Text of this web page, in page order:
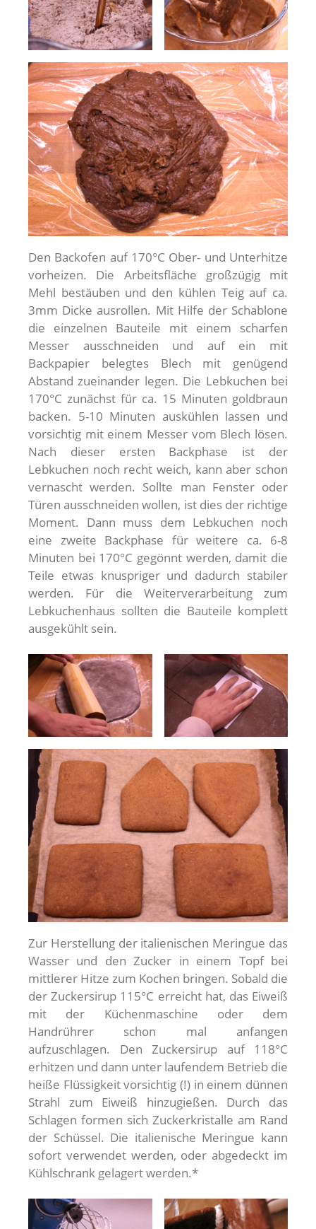
Den Backofen auf 170°C Ober- und Unterhitze
vorheizen. Die Arbeitsfläche großzügig mit
Mehl bestäuben und den kühlen Teig auf ca.
3mm Dicke ausrollen. Mit Hilfe der Schablone
die einzelnen Bauteile mit einem scharfen
Messer ausschneiden und auf ein mit
Backpapier belegtes Blech mit genügend
Abstand zueinander legen. Die Lebkuchen bei
170°C zunächst für ca. 15 Minuten goldbraun
backen. 5-10 Minuten auskühlen lassen und
vorsichtig mit einem Messer vom Blech lösen.
Nach dieser ersten Backphase ist der
Lebkuchen noch recht weich, kann aber schon
vernascht werden. Sollte man Fenster oder
Türen ausschneiden wollen, ist dies der richtige
Moment. Dann muss dem Lebkuchen noch
eine zweite Backphase für weitere ca. 6-8
Minuten bei 170°C gegönnt werden, damit die
Teile etwas knuspriger und dadurch stabiler
werden. Für die Weiterverarbeitung zum
Lebkuchenhaus sollten die Bauteile komplett
ausgekühlt sein.
Zur Herstellung der italienischen Meringue das
Wasser und den Zucker in einem Topf bei
mittlerer Hitze zum Kochen bringen. Sobald die
der Zuckersirup 115°C erreicht hat, das Eiweiß
mit der Küchenmaschine oder dem
Handrührer schon mal anfangen
aufzuschlagen. Den Zuckersirup auf 118°C
erhitzen und dann unter laufendem Betrieb die
heiße Flüssigkeit vorsichtig (!) in einem dünnen
Strahl zum Eiweiß hinzugießen. Durch das
Schlagen formen sich Zuckerkristalle am Rand
der Schüssel. Die italienische Meringue kann
sofort verwendet werden, oder abgedeckt im
Kühlschrank gelagert werden.*